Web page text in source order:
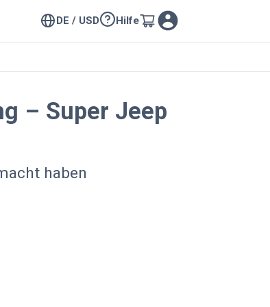
DE / USD Hilfe
– Super Jeep
haben